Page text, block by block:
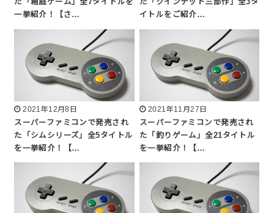
た「箱庭ゲーム」全7タイトルを
一挙紹介！【さ…
た「クインテット三部作」全3タ
イトルをご紹介…
2021年12月8日
スーパーファミコンで発売され
た「シムシリーズ」全5タイトル
を一挙紹介！【…
2021年11月27日
スーパーファミコンで発売され
た「釣りゲーム」全21タイトル
を一挙紹介！【…